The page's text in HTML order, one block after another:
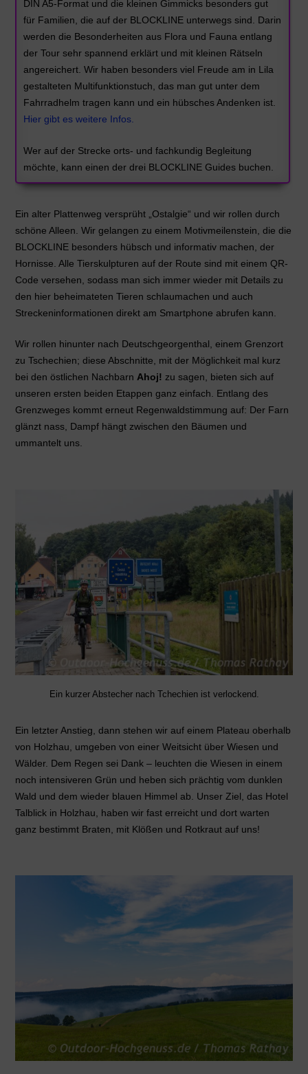
DIN A5-Format und die kleinen Gimmicks besonders gut
für Familien, die auf der BLOCKLINE unterwegs sind. Darin
werden die Besonderheiten aus Flora und Fauna entlang
der Tour sehr spannend erklärt und mit kleinen Rätseln
angereichert. Wir haben besonders viel Freude am in Lila
gestalteten Multifunktionstuch, das man gut unter dem
Fahrradhelm tragen kann und ein hübsches Andenken ist.
Hier gibt es weitere Infos.
Wer auf der Strecke orts- und fachkundig Begleitung
möchte, kann einen der drei BLOCKLINE Guides buchen.
Ein alter Plattenweg versprüht „Ostalgie“ und wir rollen durch
schöne Alleen. Wir gelangen zu einem Motivmeilenstein, die die
BLOCKLINE besonders hübsch und informativ machen, der
Hornisse. Alle Tierskulpturen auf der Route sind mit einem QR-
Code versehen, sodass man sich immer wieder mit Details zu
den hier beheimateten Tieren schlaumachen und auch
Streckeninformationen direkt am Smartphone abrufen kann.
Wir rollen hinunter nach Deutschgeorgenthal, einem Grenzort
zu Tschechien; diese Abschnitte, mit der Möglichkeit mal kurz
bei den östlichen Nachbarn Ahoj! zu sagen, bieten sich auf
unseren ersten beiden Etappen ganz einfach. Entlang des
Grenzweges kommt erneut Regenwaldstimmung auf: Der Farn
glänzt nass, Dampf hängt zwischen den Bäumen und
ummantelt uns.
Ein kurzer Abstecher nach Tchechien ist verlockend.
Ein letzter Anstieg, dann stehen wir auf einem Plateau oberhalb
von Holzhau, umgeben von einer Weitsicht über Wiesen und
Wälder. Dem Regen sei Dank – leuchten die Wiesen in einem
noch intensiveren Grün und heben sich prächtig vom dunklen
Wald und dem wieder blauen Himmel ab. Unser Ziel, das Hotel
Talblick in Holzhau, haben wir fast erreicht und dort warten
ganz bestimmt Braten, mit Klößen und Rotkraut auf uns!